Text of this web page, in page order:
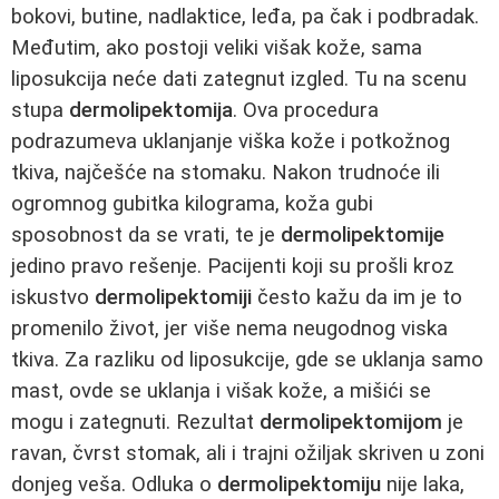
bokovi, butine, nadlaktice, leđa, pa čak i podbradak.
Međutim, ako postoji veliki višak kože, sama
liposukcija neće dati zategnut izgled. Tu na scenu
stupa dermolipektomija. Ova procedura
podrazumeva uklanjanje viška kože i potkožnog
tkiva, najčešće na stomaku. Nakon trudnoće ili
ogromnog gubitka kilograma, koža gubi
sposobnost da se vrati, te je dermolipektomije
jedino pravo rešenje. Pacijenti koji su prošli kroz
iskustvo dermolipektomiji često kažu da im je to
promenilo život, jer više nema neugodnog viska
tkiva. Za razliku od liposukcije, gde se uklanja samo
mast, ovde se uklanja i višak kože, a mišići se
mogu i zategnuti. Rezultat dermolipektomijom je
ravan, čvrst stomak, ali i trajni ožiljak skriven u zoni
donjeg veša. Odluka o dermolipektomiju nije laka,